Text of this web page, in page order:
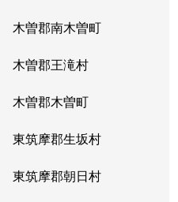
木曽郡南木曽町
木曽郡王滝村
木曽郡木曽町
東筑摩郡生坂村
東筑摩郡朝日村